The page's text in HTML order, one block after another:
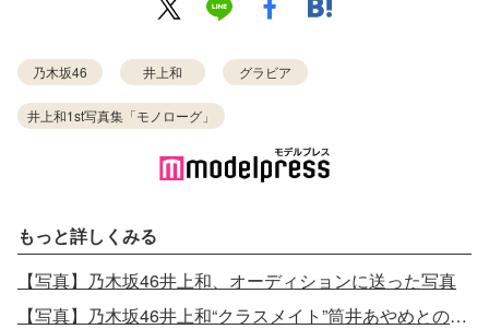
乃木坂46 井上和 グラビア
井上和1st写真集「モノローグ」
もっと詳しくみる
【写真】乃木坂46井上和、オーディションに送った写真
【写真】乃木坂46井上和“クラスメイト”筒井あやめとの卒業写真